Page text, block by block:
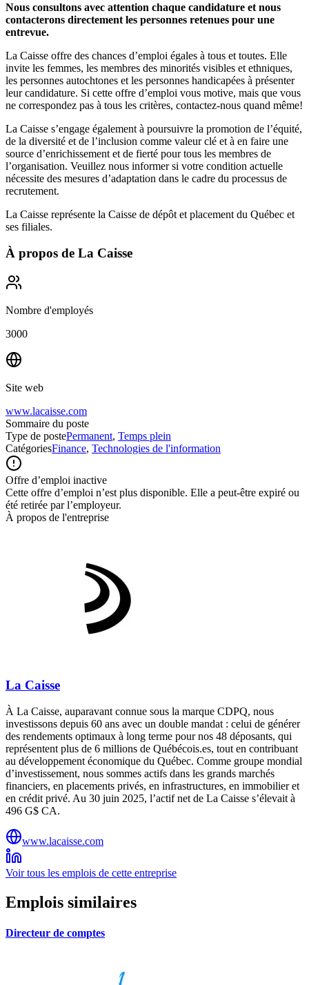
Nous consultons avec attention chaque candidature et nous
contacterons directement les personnes retenues pour une
entrevue.
La Caisse offre des chances d’emploi égales à tous et toutes. Elle
invite les femmes, les membres des minorités visibles et ethniques,
les personnes autochtones et les personnes handicapées à présenter
leur candidature. Si cette offre d’emploi vous motive, mais que vous
ne correspondez pas à tous les critères, contactez-nous quand même!
La Caisse s’engage également à poursuivre la promotion de l’équité,
de la diversité et de l’inclusion comme valeur clé et à en faire une
source d’enrichissement et de fierté pour tous les membres de
l’organisation. Veuillez nous informer si votre condition actuelle
nécessite des mesures d’adaptation dans le cadre du processus de
recrutement.
La Caisse représente la Caisse de dépôt et placement du Québec et
ses filiales.
À propos de La Caisse
Nombre d'employés
3000
Site web
www.lacaisse.com
Sommaire du poste
Type de postePermanent, Temps plein
CatégoriesFinance, Technologies de l'information
Offre d’emploi inactive
Cette offre d’emploi n’est plus disponible. Elle a peut-être expiré ou
été retirée par l’employeur.
À propos de l'entreprise
La Caisse
À La Caisse, auparavant connue sous la marque CDPQ, nous
investissons depuis 60 ans avec un double mandat : celui de générer
des rendements optimaux à long terme pour nos 48 déposants, qui
représentent plus de 6 millions de Québécois.es, tout en contribuant
au développement économique du Québec. Comme groupe mondial
d’investissement, nous sommes actifs dans les grands marchés
financiers, en placements privés, en infrastructures, en immobilier et
en crédit privé. Au 30 juin 2025, l’actif net de La Caisse s’élevait à
496 G$ CA.
www.lacaisse.com
Voir tous les emplois de cette entreprise
Emplois similaires
Directeur de comptes